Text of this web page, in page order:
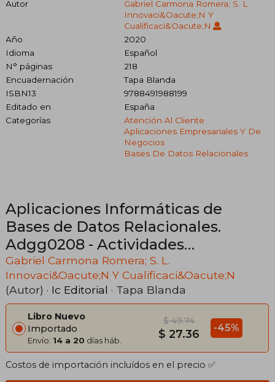
Autor
Gabriel Carmona Romera; S. L.
Innovaci&Oacute;N Y
Cualificaci&Oacute;N
Año
2020
Idioma
Español
N° páginas
218
Encuadernación
Tapa Blanda
ISBN13
9788491988199
Editado en
España
Categorías
Atención Al Cliente
Aplicaciones Empresariales Y De
Negocios
Bases De Datos Relacionales
Aplicaciones Informáticas de
Bases de Datos Relacionales.
Adgg0208 - Actividades
Administrativas en la Relación con
el Cliente
Gabriel Carmona Romera; S. L.
Innovaci&Oacute;N Y Cualificaci&Oacute;N
(Autor) · Ic Editorial · Tapa Blanda
Libro Nuevo
Importado
Envío: 14 a 20 días háb.
$ 49.74
$ 27.36 -45%
Costos de importación incluídos en el precio ✅